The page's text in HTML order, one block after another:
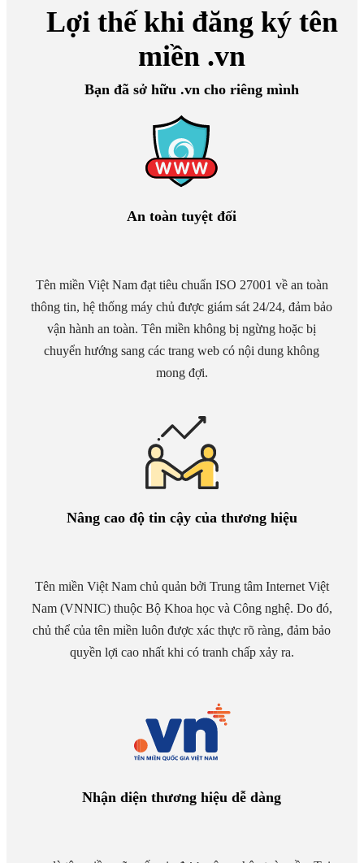
Lợi thế khi đăng ký tên
miền .vn
Bạn đã sở hữu .vn cho riêng mình
An toàn tuyệt đối
Tên miền Việt Nam đạt tiêu chuẩn ISO 27001 về an toàn
thông tin, hệ thống máy chủ được giám sát 24/24, đảm bảo
vận hành an toàn. Tên miền không bị ngừng hoặc bị
chuyển hướng sang các trang web có nội dung không
mong đợi.
Nâng cao độ tin cậy của thương hiệu
Tên miền Việt Nam chủ quản bởi Trung tâm Internet Việt
Nam (VNNIC) thuộc Bộ Khoa học và Công nghệ. Do đó,
chủ thể của tên miền luôn được xác thực rõ ràng, đảm bảo
quyền lợi cao nhất khi có tranh chấp xảy ra.
Nhận diện thương hiệu dễ dàng